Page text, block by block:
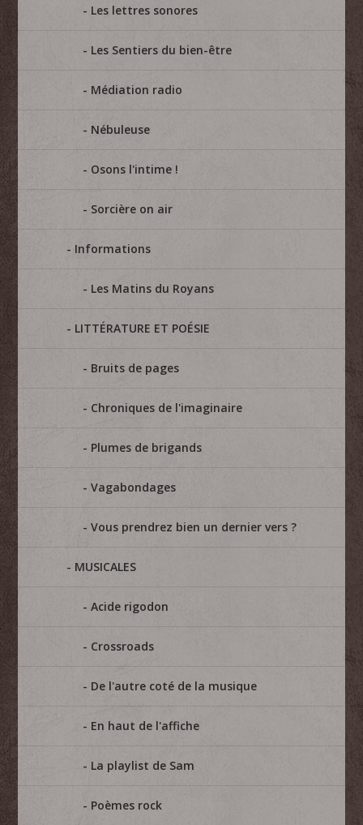
Les lettres sonores
Les Sentiers du bien-être
Médiation radio
Nébuleuse
Osons l'intime !
Sorcière on air
Informations
Les Matins du Royans
LITTÉRATURE ET POÉSIE
Bruits de pages
Chroniques de l'imaginaire
Plumes de brigands
Vagabondages
Vous prendrez bien un dernier vers ?
MUSICALES
Acide rigodon
Crossroads
De l'autre coté de la musique
En haut de l'affiche
La playlist de Sam
Poèmes rock